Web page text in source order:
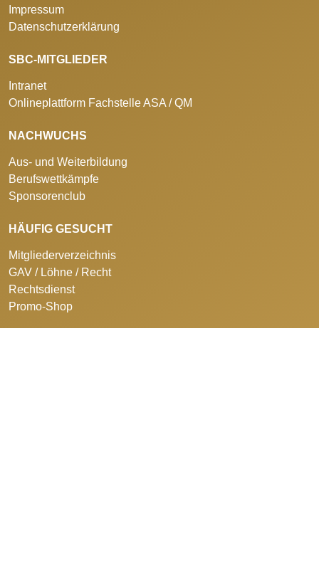
Impressum
Datenschutzerklärung
SBC-MITGLIEDER
Intranet
Onlineplattform Fachstelle ASA / QM
NACHWUCHS
Aus- und Weiterbildung
Berufswettkämpfe
Sponsorenclub
HÄUFIG GESUCHT
Mitgliederverzeichnis
GAV / Löhne / Recht
Rechtsdienst
Promo-Shop